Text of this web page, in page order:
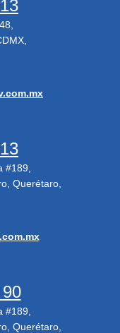
#189,
Querétaro,
#189,
Querétaro,